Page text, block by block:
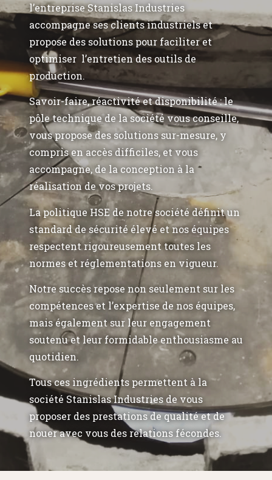
l’entreprise Stanislas Industries
accompagne ses clients industriels et
propose des solutions pour faciliter et
optimiser l’entretien des outils de
production.
Savoir-faire, réactivité et disponibilité : le
pôle technique de la société vous conseille,
vous propose des solutions sur-mesure, y
compris en accès difficiles, et vous
accompagne, de la conception à la
réalisation de vos projets.
La politique HSE de notre société définit un
standard de sécurité élevé et nos équipes
respectent rigoureusement toutes les
normes et réglementations en vigueur.
Notre succès repose non seulement sur les
compétences et l’expertise de nos équipes,
mais également sur leur engagement
soutenu et leur formidable enthousiasme au
quotidien.
Tous ces ingrédients permettent à la
société Stanislas Industries de vous
proposer des prestations de qualité et de
nouer avec vous des relations fécondes.